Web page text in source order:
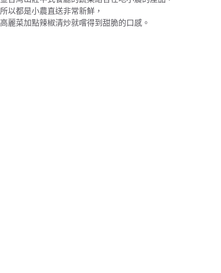
所以都是小農直送非常新鮮，
高麗菜加點辣椒清炒就嚐得到甜脆的口感。